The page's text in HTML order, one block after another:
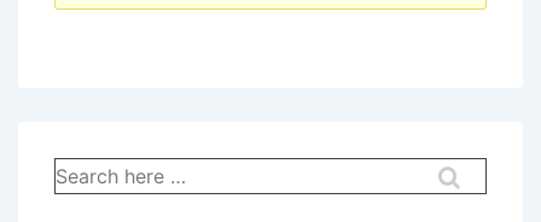
Recherche
pour: